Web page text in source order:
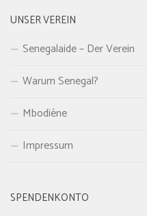
UNSER VEREIN
Senegalaide – Der Verein
Warum Senegal?
Mbodiène
Impressum
SPENDENKONTO